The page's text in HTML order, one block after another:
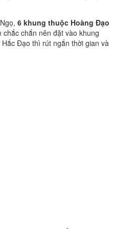
6 khung thuộc Hoàng Đạo
chắn nên đặt vào khung
Đạo thì rút ngắn thời gian và